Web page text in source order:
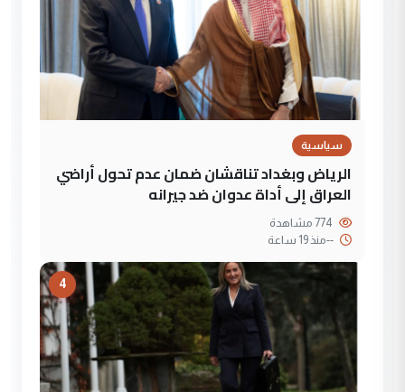
سياسية
الرياض وبغداد تناقشان ضمان عدم تحول أراضي
العراق إلى أداة عدوان ضد جيرانه
--منذ 19 ساعة
4